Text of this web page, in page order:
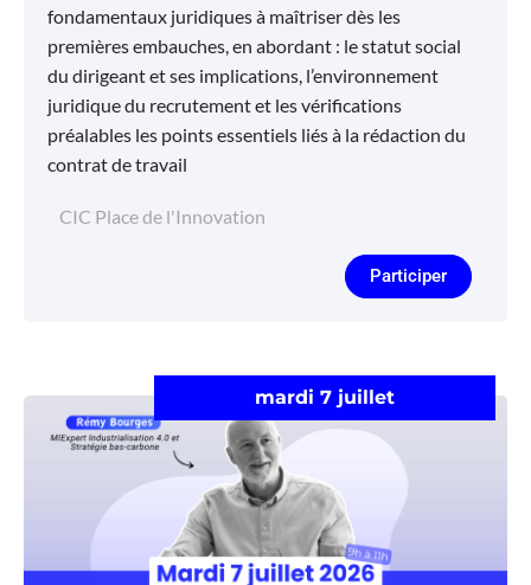
fondamentaux juridiques à maîtriser dès les
premières embauches, en abordant : le statut social
du dirigeant et ses implications, l’environnement
juridique du recrutement et les vérifications
préalables les points essentiels liés à la rédaction du
contrat de travail
CIC Place de l'Innovation
Participer
mardi 7 juillet